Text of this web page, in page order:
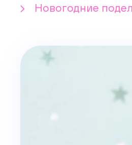
Новогодние